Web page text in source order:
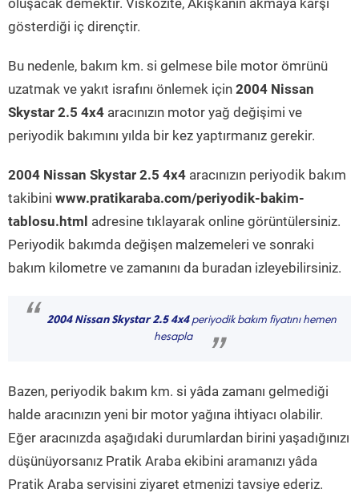
oluşacak demektir. Viskozite, Akışkanın akmaya karşı
gösterdiği iç dirençtir.
Bu nedenle, bakım km. si gelmese bile motor ömrünü
uzatmak ve yakıt israfını önlemek için 2004 Nissan
Skystar 2.5 4x4 aracınızın motor yağ değişimi ve
periyodik bakımını yılda bir kez yaptırmanız gerekir.
2004 Nissan Skystar 2.5 4x4 aracınızın periyodik bakım
takibini www.pratikaraba.com/periyodik-bakim-
tablosu.html adresine tıklayarak online görüntülersiniz.
Periyodik bakımda değişen malzemeleri ve sonraki
bakım kilometre ve zamanını da buradan izleyebilirsiniz.
“ 2004 Nissan Skystar 2.5 4x4periyodik bakım fiyatını hemen
hesapla
”
Bazen, periyodik bakım km. si yâda zamanı gelmediği
halde aracınızın yeni bir motor yağına ihtiyacı olabilir.
Eğer aracınızda aşağıdaki durumlardan birini yaşadığınızı
düşünüyorsanız Pratik Araba ekibini aramanızı yâda
Pratik Araba servisini ziyaret etmenizi tavsiye ederiz.